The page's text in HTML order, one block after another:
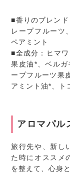
■香りのブレン
レープフルーツ
ペアミント
■全成分：ヒマ
果皮油*、ベル
ープフルーツ果
アミント油*、ト
アロマパル
旅行先や、新し
た時にオススメ
を整えて、心身